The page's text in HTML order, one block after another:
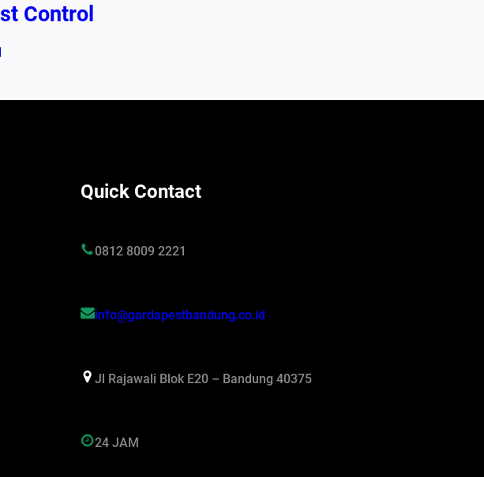
Control
Quick Contact
0812 8009 2221
info@gardapestbandung.co.id
Jl Rajawali Blok E20 – Bandung 40375
24 JAM